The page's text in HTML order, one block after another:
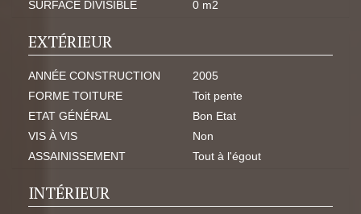
SURFACE DIVISIBLE
0 m2
EXTÉRIEUR
ANNÉE CONSTRUCTION
2005
FORME TOITURE
Toit pente
ETAT GÉNÉRAL
Bon Etat
VIS À VIS
Non
ASSAINISSEMENT
Tout à l'égout
INTÉRIEUR